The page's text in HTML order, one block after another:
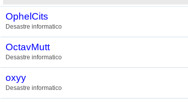
OphelCits
Desastre informatico
OctavMutt
Desastre informatico
oxyy
Desastre informatico